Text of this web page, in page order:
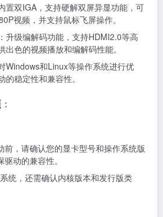
置双IGA，支持硬解双屏异显功能，可
视频，并支持鼠标飞屏操作。
：升级编解码功能，支持HDMI2.0等高
出色的视频播放和编解码性能。
Windows和Linux等操作系统进行优
稳定性和兼容性。
：
前，请确认您的显卡型号和操作系统版
动的兼容性。
统，还需确认内核版本和发行版类